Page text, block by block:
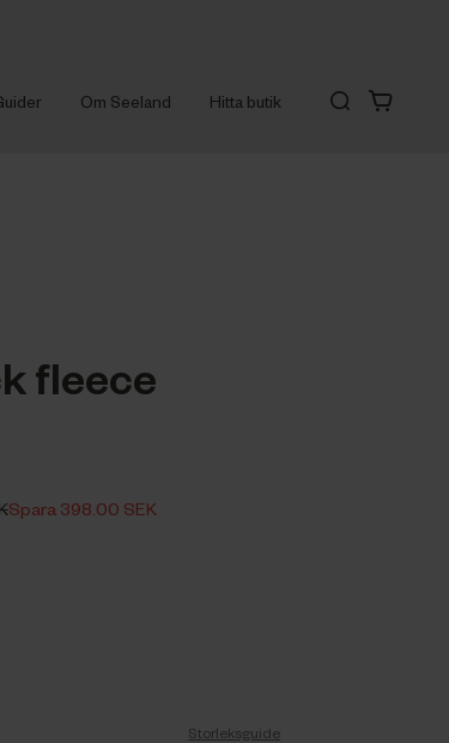
Om Seeland Hitta butik
fleece
Spara 398.00 SEK
Storleksguide